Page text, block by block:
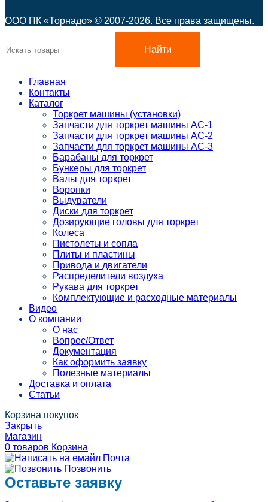
ООО ПК «Торнадо» © 2007-2026. Все права защищены.
Найти
Главная
Контакты
Каталог
Торкрет машины (установки)
Запчасти для торкрет машины АС-1
Запчасти для торкрет машины АС-2
Запчасти для торкрет машины АС-3
Барабаны для торкрет
Бункеры для торкрет
Валы для торкрет
Воронки
Выдуватели
Диски для торкрет
Дозирующие головы для торкрет
Колеса
Пистолеты и сопла
Плиты и пластины
Привода и двигатели
Распределители воздуха
Рукава для торкрет
Комплектующие и расходные материалы
Видео
О компании
О нас
Вопрос/Ответ
Документация
Как оформить заявку
Полезные материалы
Доставка и оплата
Статьи
Корзина покупок
Закрыть
Магазин
0 товаров Корзина
Почта
Позвонить
Оставьте заявку